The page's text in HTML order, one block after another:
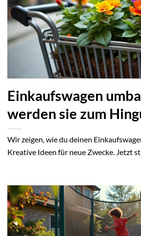
Einkaufswagen
werden sie zum
Wir zeigen, wie du deinen
Kreative Ideen für neue Zwecke. Jetzt